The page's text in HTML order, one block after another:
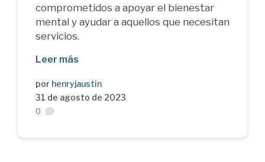
comprometidos a apoyar el bienestar
mental y ayudar a aquellos que necesitan
servicios.
Leer más
por henryjaustin
31 de agosto de 2023
0